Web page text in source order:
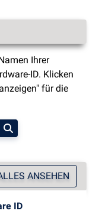
Ihrer
ID. Klicken
für die
ANSEHEN
ID